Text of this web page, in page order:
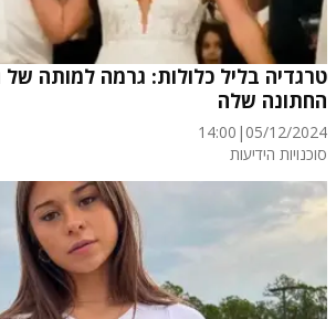
טרגדיה בליל כלולות: גרמה למותה
החתונה שלה
05/12/2024
|
14:00
סוכנויות הידיעות